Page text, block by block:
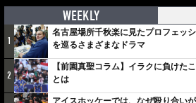
WEEKLY
1
名古屋場所千秋楽に見たプロフェッ
を巡るさまざまなドラマ
2
【前園真聖コラム】イラクに負けた
とは
アイスホッケーでは、なぜ殴り合い